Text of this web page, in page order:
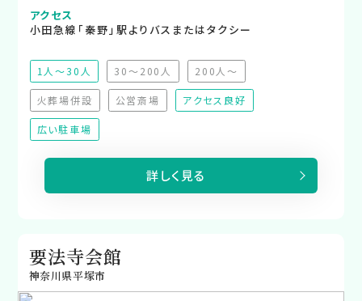
アクセス
小田急線「秦野」駅よりバスまたはタクシー
1人～30人
30～200人
（非推奨）
200人～
（非推奨）
火葬場併設
（非対応）
公営斎場
（非対応）
アクセス良好
広い駐車場
詳しく見る
要法寺会館
神奈川県平塚市